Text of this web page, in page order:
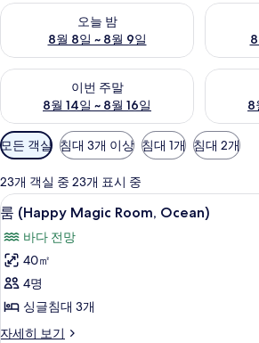
오늘 밤
8월 8일 ~ 8월 9일
오늘 밤 예약 가능 여부 확인, 8월 8일 ~ 8
내일 예
이번 주말
8월 14일 ~ 8월 16일
이번 주말 예약 가능 여부 확인, 8월 14일 ~
8
다음 주
객
실
에
사
용
가
능
한
터
모든 객실 침대 3개 이상 침대 1개 침대 2개
23개 객실 중 23개 표시 중
룸
(Happy
Magic
Room,
Ocean)
사
진
룸
12
룸 (Happy Magic Room, Ocean)
바다 전망
40㎡
4명
싱글침대 3개
자세히 보기
룸